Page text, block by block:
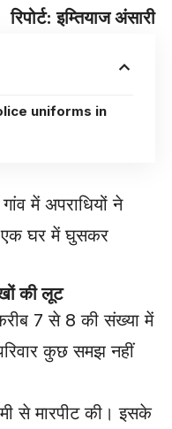
रिपोर्ट: इम्तियाज अंसारी
uniforms in
में अपराधियों ने
एक घर में घुसकर
की लूट
7 से 8 की संख्या में
कुछ समझ नहीं
से मारपीट की। इसके